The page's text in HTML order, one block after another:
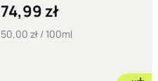
74,99 zł
50,00 zł / 100ml